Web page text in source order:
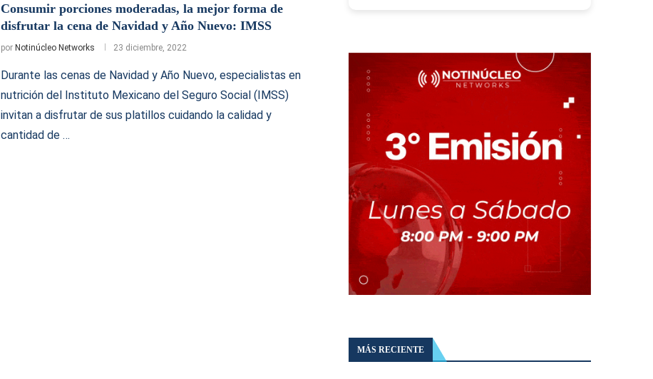
Consumir porciones moderadas, la mejor forma de
disfrutar la cena de Navidad y Año Nuevo: IMSS
por Notinúcleo Networks 23 diciembre, 2022
Durante las cenas de Navidad y Año Nuevo, especialistas en
nutrición del Instituto Mexicano del Seguro Social (IMSS)
invitan a disfrutar de sus platillos cuidando la calidad y
cantidad de …
MÁS RECIENTE